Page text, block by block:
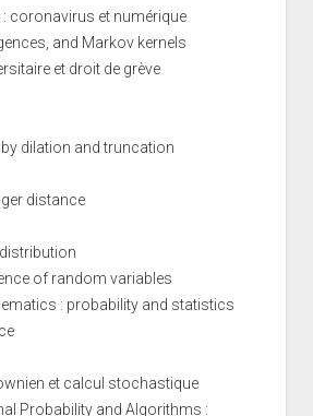
: coronavirus et numérique
and Markov kernels
et droit de grève
dilation and truncation
distance
of random variables
: probability and statistics
et calcul stochastique
Probability and Algorithms :